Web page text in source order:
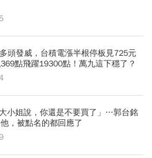
頭發威，台積電漲半根停板見725元
點飛躍19300點！萬九這下穩了？
小姐說，你還是不要買了」…郭台銘
，被點名的都回應了